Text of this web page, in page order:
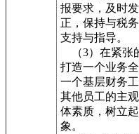
报要求，及时
正，保持与税
支持与指导。
（3）在紧张
打造一个业务
一个基层财务
其他员工的主
体素质，树立
象。